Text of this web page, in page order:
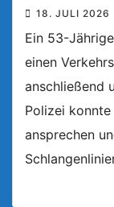
18. JULI 2026
Ein 53-
einen
anschließend
Polizei
ansprechen